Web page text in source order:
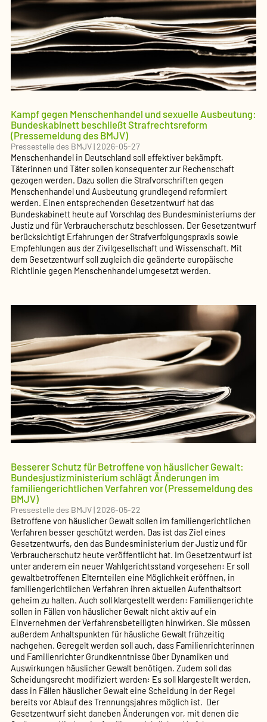
Kampf gegen Menschenhandel und sexuelle Ausbeutung:
Bundeskabinett beschließt Strafrechtsreform
(Pressemeldung des BMJV)
Pressestelle des BMJV|2026-05-27
Menschenhandel in Deutschland soll effektiver bekämpft,
Täterinnen und Täter sollen konsequenter zur Rechenschaft
gezogen werden. Dazu sollen die Strafvorschriften gegen
Menschenhandel und Ausbeutung grundlegend reformiert
werden. Einen entsprechenden Gesetzentwurf hat das
Bundeskabinett heute auf Vorschlag des Bundesministeriums der
Justiz und für Verbraucherschutz beschlossen. Der Gesetzentwurf
berücksichtigt Erfahrungen der Strafverfolgungs­praxis sowie
Empfehlungen aus der Zivilgesellschaft und Wissenschaft. Mit
dem Gesetzentwurf soll zugleich die geänderte europäische
Richtlinie gegen Menschenhandel umgesetzt werden.
Besserer Schutz für Betroffene von häuslicher Gewalt:
Bundesjustizministerium schlägt Änderungen im
familiengerichtlichen Verfahren vor (Pressemeldung des
BMJV)
Pressestelle des BMJV|2026-05-22
Betroffene von häuslicher Gewalt sollen im familiengerichtlichen
Verfahren besser geschützt werden. Das ist das Ziel eines
Gesetzentwurfs, den das Bundesministerium der Justiz und für
Verbraucherschutz heute veröffentlicht hat. Im Gesetzentwurf ist
unter anderem ein neuer Wahlgerichtsstand vorgesehen: Er soll
gewaltbetroffenen Elternteilen eine Möglichkeit eröffnen, in
familiengerichtlichen Verfahren ihren aktuellen Aufenthaltsort
geheim zu halten. Auch soll klargestellt werden: Familiengerichte
sollen in Fällen von häuslicher Gewalt nicht aktiv auf ein
Einvernehmen der Verfahrensbeteiligten hinwirken. Sie müssen
außerdem Anhaltspunkten für häusliche Gewalt frühzeitig
nachgehen. Geregelt werden soll auch, dass Familienrichterinnen
und Familienrichter Grundkenntnisse über Dynamiken und
Auswirkungen häuslicher Gewalt benötigen. Zudem soll das
Scheidungsrecht modifiziert werden: Es soll klargestellt werden,
dass in Fällen häuslicher Gewalt eine Scheidung in der Regel
bereits vor Ablauf des Trennungsjahres möglich ist. Der
Gesetzentwurf sieht daneben Änderungen vor, mit denen die